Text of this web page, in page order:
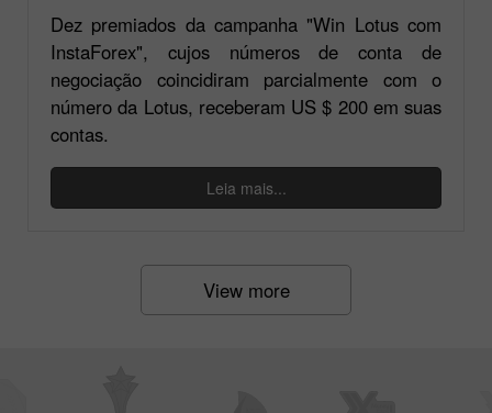
Dez premiados da campanha "Win Lotus com
InstaForex", cujos números de conta de
negociação coincidiram parcialmente com o
número da Lotus, receberam US $ 200 em suas
contas.
Leia mais...
View more